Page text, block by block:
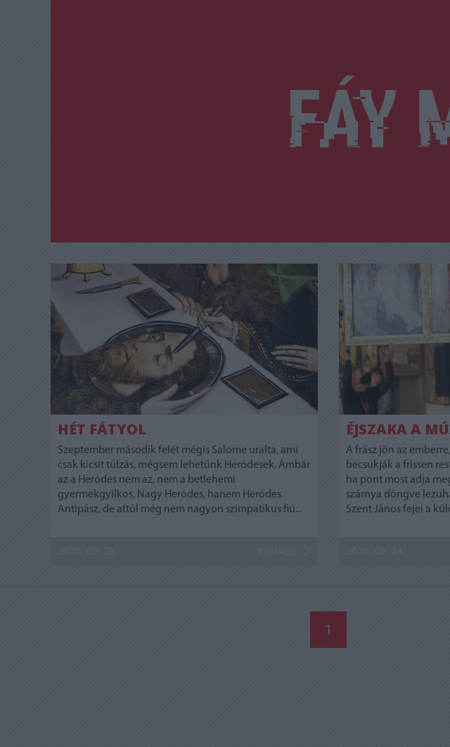
HÉT FÁTYOL
Szeptember második felét mégis Salome uralta, ami
csak kicsit túlzás, mégsem lehetünk Heródesek. Ámbár
az a Heródes nem az, nem a betlehemi
gyermekgyilkos, Nagy Heródes, hanem Heródes
Antipász, de attól még nem nagyon szimpatikus fiú...
ÉJSZAKA A
A frász jön az
becsukják a frissen
ha pont most adja
szárnya döngve
Szent János fejei a
1